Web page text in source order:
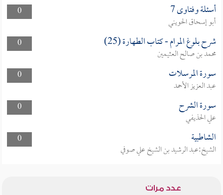
0 أسئلة وفتاوى 7
أبو إسحاق الحويني
0
شرح بلوغ المرام - كتاب الطهارة (25)
محمد بن صالح العثيمين
0
سورة المرسلات
عبد العزيز الأحمد
0
سورة الشرح
علي الحذيفي
0
الشاطبية
الشيخ:عبد الرشيد بن الشيخ علي صوفي
عدد مرات